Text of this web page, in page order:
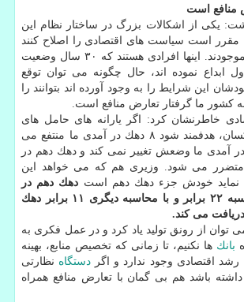
منافع است
یكی از اشكالات بزرگ در ساختار نظام این
است سیاست های اقتصادی را اصلاح كنند
منادیان حفظ وضع موجودند. اینها افرادی هستند كه ۳۰ سال وضعیت
ابداع نموده اند، حال چگونه می توان توقع
این شرایط را به وجود آورده اند بتوانند را
كشور ما گرفتار تعارض منافع است.
خاطرنشان كرد: اگر یارانه های حامل های
انرژی به صورت یكسان، هدفمند شود ۸ دهك در آمدی ما منتفع می
آمدی ما وضعش تغییر نمی كند و دهك دهم در
می شود. وزیری هم كه می خواهد این
نماید خودش جزء دهك دهم است دهك دهم در
آمدی ما با یك محاسبه ۲۲ برابر و با محاسبه دیگری ۱۱ برابر دهك
دریافت می كند.
توان از رونق تولید یاد كرد و در عمل فكری به
بانك ها نكنیم، تا زمانی كه تخصیص منابع، بهینه
اقتصادی وجود ندارد و اگر دستگاه نظارتی
داشته باشد هم بی گمان با تعارض منافع همراه